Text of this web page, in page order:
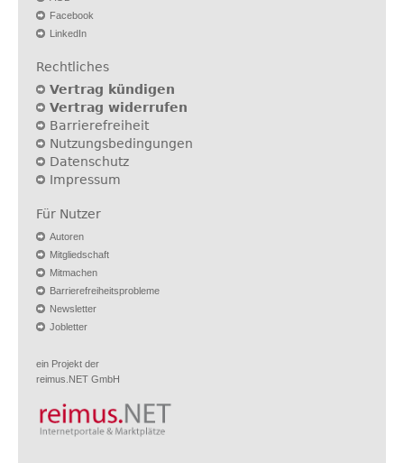
Facebook
LinkedIn
Rechtliches
Vertrag kündigen
Vertrag widerrufen
Barrierefreiheit
Nutzungsbedingungen
Datenschutz
Impressum
Für Nutzer
Autoren
Mitgliedschaft
Mitmachen
Barrierefreiheitsprobleme
Newsletter
Jobletter
ein Projekt der
reimus.NET GmbH